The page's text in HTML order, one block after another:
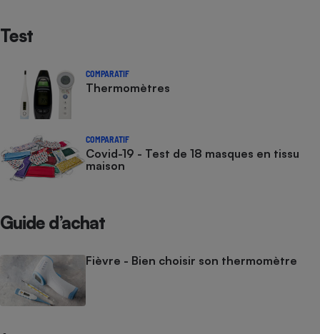
Test
COMPARATIF
Thermomètres
COMPARATIF
Covid-19 - Test de 18 masques en tissu
maison
Guide d’achat
Fièvre - Bien choisir son thermomètre